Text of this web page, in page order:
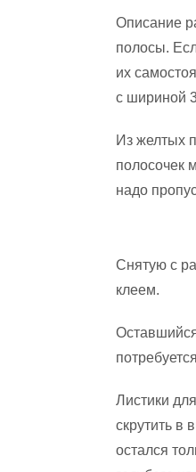
Описание
полосы.
их
с шириной
Из желтых
полосочек
надо
Снятую с
клеем.
Листики
скрутить в
остался